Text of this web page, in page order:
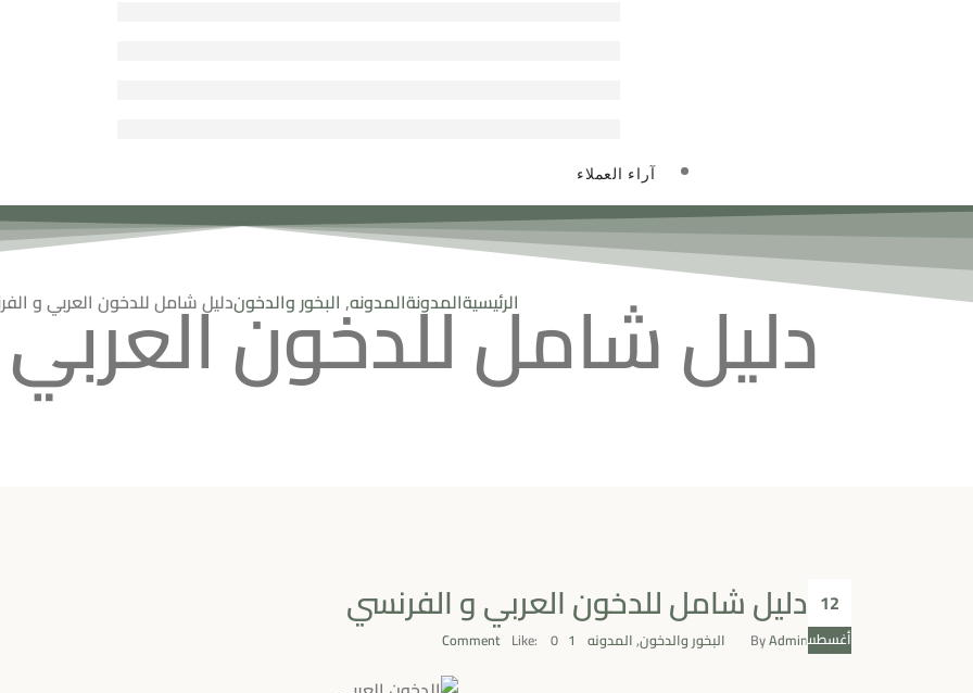
آراء العملاء
الرئيسيةالمدونةالمدونه, البخور والدخوندليل شامل للدخون العربي و دليل شامل للدخون
12
أغسطس
دليل شامل للدخون العربي و الفرنسي
ByAdmin البخور والدخون,المدونه 1 Comment
Like: 0